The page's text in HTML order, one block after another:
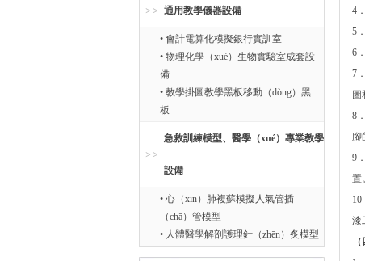
通用教學儀器設備
• 會計電算化模擬銀行實訓室
• 物理化學（xué）生物實驗室成套設
備
• 教學掛圖教學黑板移動（dòng）黑
板
急救訓練模型、醫學（xué）專業教學
設備
• 心（xīn）肺複蘇模擬人氣管插
（chā）管模型
• 人體醫學解剖護理針（zhēn）炙模型
4
5
6
7
圖
8
腳
9
置。
漆